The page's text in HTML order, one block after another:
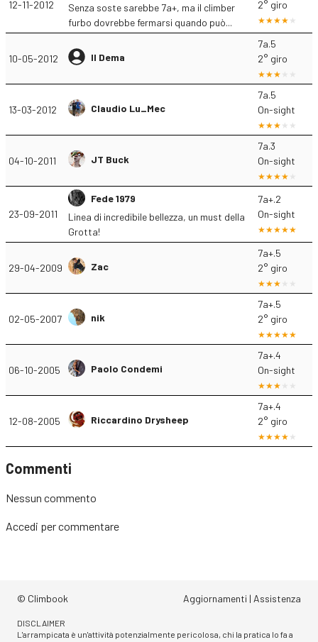
12-11-2012
Senza soste sarebbe 7a+, ma il climber
furbo dovrebbe fermarsi quando può...
2° giro
10-05-2012 Il Dema
7a.5
2° giro
13-03-2012 Claudio Lu_Mec
7a.5
On-sight
04-10-2011 JT Buck
7a.3
On-sight
23-09-2011
Fede 1979
Linea di incredibile bellezza, un must della
Grotta!
7a+.2
On-sight
29-04-2009 Zac
7a+.5
2° giro
02-05-2007 nik
7a+.5
2° giro
06-10-2005 Paolo Condemi
7a+.4
On-sight
12-08-2005 Riccardino Drysheep
7a+.4
2° giro
Commenti
Nessun commento
Accedi per commentare
© Climbook Aggiornamenti | Assistenza
DISCLAIMER
L'arrampicata è un'attività potenzialmente pericolosa, chi la pratica lo fa a